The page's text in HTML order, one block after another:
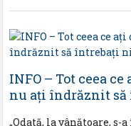
INFO – Tot ceea
nu aţi îndrăznit
„Odată, la vânătoare,